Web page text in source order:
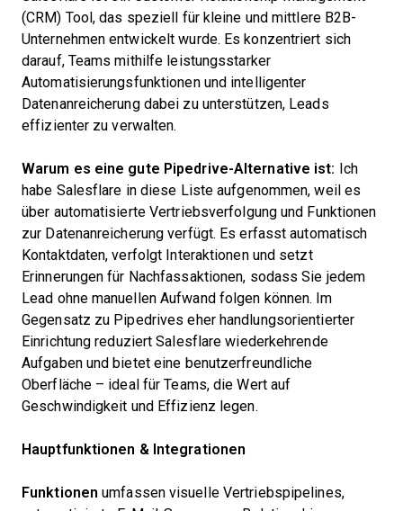
(CRM) Tool, das speziell für kleine und mittlere B2B-
Unternehmen entwickelt wurde. Es konzentriert sich
darauf, Teams mithilfe leistungsstarker
Automatisierungsfunktionen und intelligenter
Datenanreicherung dabei zu unterstützen, Leads
effizienter zu verwalten.
Warum es eine gute Pipedrive-Alternative ist: Ich
habe Salesflare in diese Liste aufgenommen, weil es
über automatisierte Vertriebsverfolgung und Funktionen
zur Datenanreicherung verfügt. Es erfasst automatisch
Kontaktdaten, verfolgt Interaktionen und setzt
Erinnerungen für Nachfassaktionen, sodass Sie jedem
Lead ohne manuellen Aufwand folgen können. Im
Gegensatz zu Pipedrives eher handlungsorientierter
Einrichtung reduziert Salesflare wiederkehrende
Aufgaben und bietet eine benutzerfreundliche
Oberfläche – ideal für Teams, die Wert auf
Geschwindigkeit und Effizienz legen.
Hauptfunktionen & Integrationen
Funktionen umfassen visuelle Vertriebspipelines,